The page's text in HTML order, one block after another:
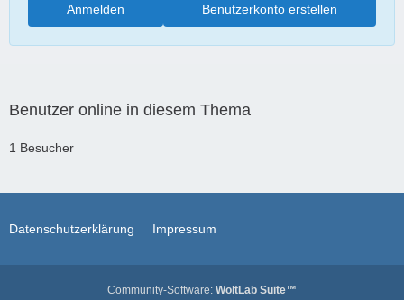
Benutzerkonto erstellen
Anmelden
Benutzer online in diesem Thema
1 Besucher
Datenschutzerklärung Impressum
Community-Software: WoltLab Suite™